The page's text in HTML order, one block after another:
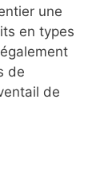
une
en types
de
de